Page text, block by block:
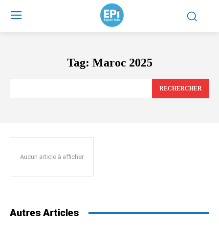
Tag: Maroc 2025
RECHERCHER
Aucun article à afficher
Autres Articles